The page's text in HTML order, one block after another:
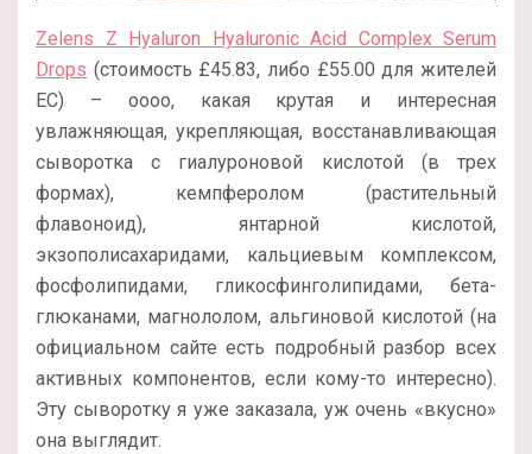
Zelens Z Hyaluron Hyaluronic Acid Complex Serum
Drops (стоимость £45.83, либо £55.00 для жителей
ЕС) – оооо, какая крутая и интересная
увлажняющая, укрепляющая, восстанавливающая
сыворотка с гиалуроновой кислотой (в трех
формах), кемпферолом (растительный
флавоноид), янтарной кислотой,
экзополисахаридами, кальциевым комплексом,
фосфолипидами, гликосфинголипидами, бета-
глюканами, магнололом, альгиновой кислотой (на
официальном сайте есть подробный разбор всех
активных компонентов, если кому-то интересно).
Эту сыворотку я уже заказала, уж очень «вкусно»
она выглядит.